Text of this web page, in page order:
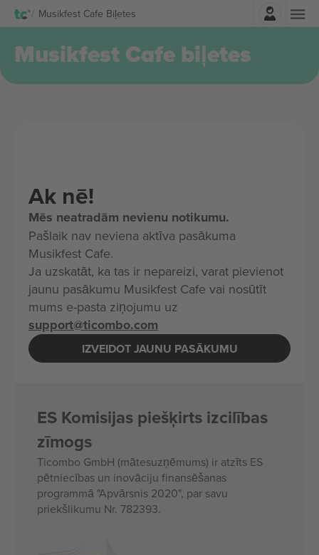
Musikfest Cafe Biļetes
Musikfest Cafe biļetes
Ak nē!
Mēs neatradām nevienu notikumu.
Pašlaik nav neviena aktīva pasākuma
Musikfest Cafe.
Ja uzskatāt, ka tas ir nepareizi, varat pievienot
jaunu pasākumu Musikfest Cafe vai nosūtīt
mums e-pasta ziņojumu uz
support@ticombo.com
IZVEIDOT JAUNU PASĀKUMU
ES Komisijas piešķirts izcilības
zīmogs
Ticombo GmbH (mātesuzņēmums) ir atzīts ES
pētniecības un inovāciju finansēšanas
programmā "Apvārsnis 2020", par savu
priekšlikumu Nr. 782393.